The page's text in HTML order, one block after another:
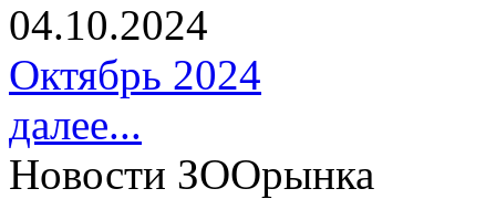
04.10.2024
Октябрь 2024
далее...
Новости ЗООрынка